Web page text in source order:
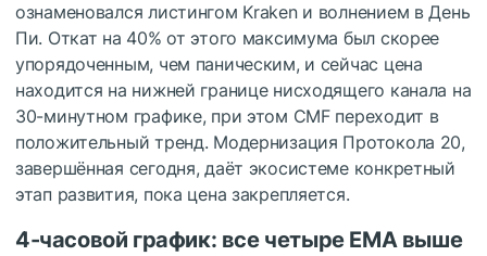
ознаменовался листингом Kraken и волнением в День
Пи. Откат на 40% от этого максимума был скорее
упорядоченным, чем паническим, и сейчас цена
находится на нижней границе нисходящего канала на
30-минутном графике, при этом CMF переходит в
положительный тренд. Модернизация Протокола 20,
завершённая сегодня, даёт экосистеме конкретный
этап развития, пока цена закрепляется.
4-часовой график: все четыре EMA выше